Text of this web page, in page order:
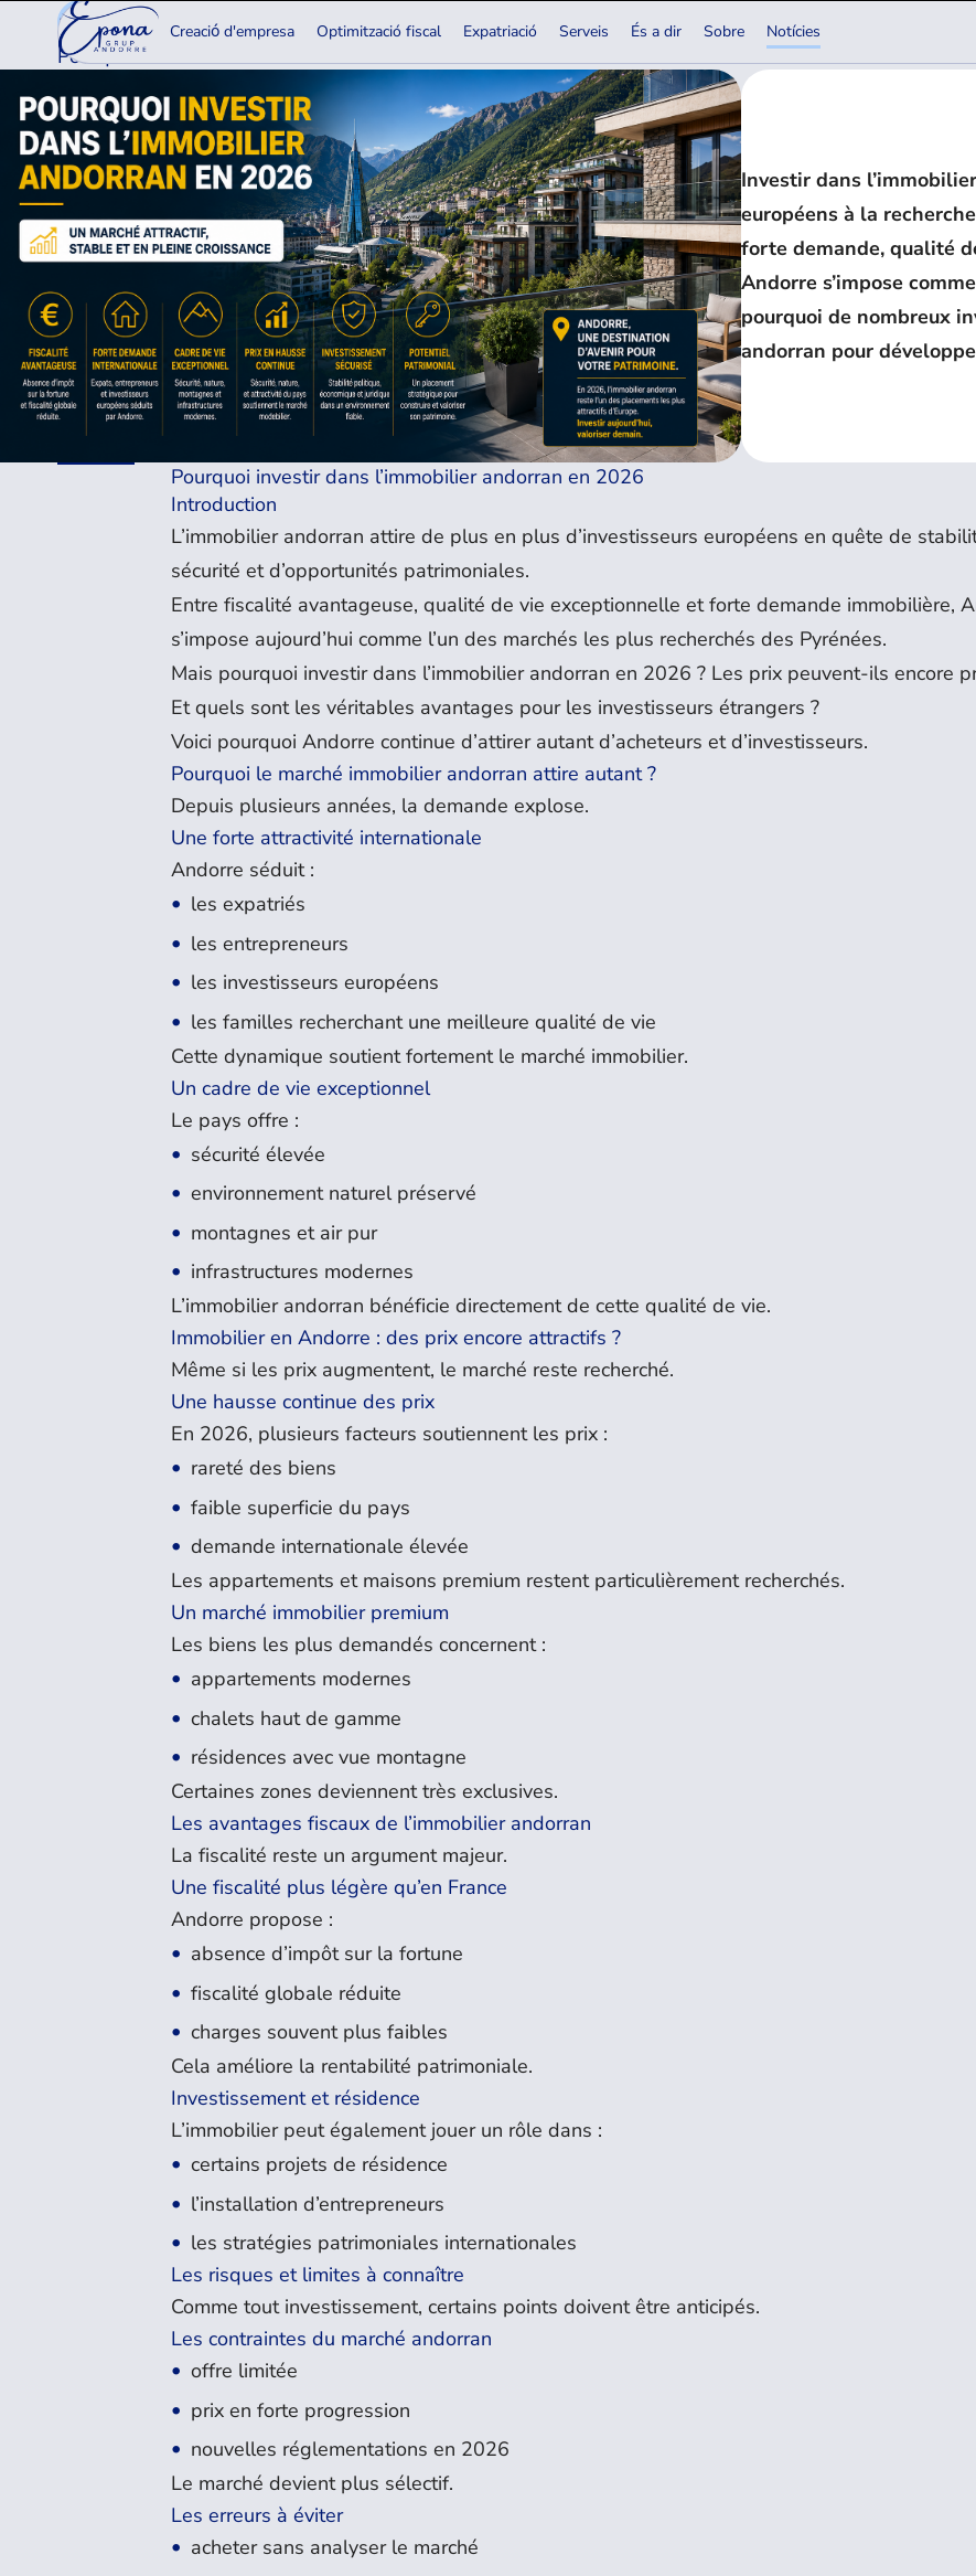
Creaciо́ d'empresa Optimització fiscal Expatriació Serveis És a dir Sobre Notícies
19.05.2026
Pourquoi investir dans l’immobilier andorran en 2026
Investir dans
européens à la
forte demande, qualité
Andorre s’impose
pourquoi de nombreux
andorran pour
Pourquoi investir dans l’immobilier andorran en 2026
Introduction
L’immobilier andorran attire de plus en plus d’investisseurs européens en quête de
sécurité et d’opportunités patrimoniales.
Entre fiscalité avantageuse, qualité de vie exceptionnelle et forte demande immobilière,
s’impose aujourd’hui comme l’un des marchés les plus recherchés des Pyrénées.
Mais pourquoi investir dans l’immobilier andorran en 2026 ? Les prix peuvent-ils encore
Et quels sont les véritables avantages pour les investisseurs étrangers ?
Voici pourquoi Andorre continue d’attirer autant d’acheteurs et d’investisseurs.
Pourquoi le marché immobilier andorran attire autant ?
Depuis plusieurs années, la demande explose.
Une forte attractivité internationale
Andorre séduit :
les expatriés
les entrepreneurs
les investisseurs européens
les familles recherchant une meilleure qualité de vie
Cette dynamique soutient fortement le marché immobilier.
Un cadre de vie exceptionnel
Le pays offre :
sécurité élevée
environnement naturel préservé
montagnes et air pur
infrastructures modernes
L’immobilier andorran bénéficie directement de cette qualité de vie.
Immobilier en Andorre : des prix encore attractifs ?
Même si les prix augmentent, le marché reste recherché.
Une hausse continue des prix
En 2026, plusieurs facteurs soutiennent les prix :
rareté des biens
faible superficie du pays
demande internationale élevée
Les appartements et maisons premium restent particulièrement recherchés.
Un marché immobilier premium
Les biens les plus demandés concernent :
appartements modernes
chalets haut de gamme
résidences avec vue montagne
Certaines zones deviennent très exclusives.
Les avantages fiscaux de l’immobilier andorran
La fiscalité reste un argument majeur.
Une fiscalité plus légère qu’en France
Andorre propose :
absence d’impôt sur la fortune
fiscalité globale réduite
charges souvent plus faibles
Cela améliore la rentabilité patrimoniale.
Investissement et résidence
L’immobilier peut également jouer un rôle dans :
certains projets de résidence
l’installation d’entrepreneurs
les stratégies patrimoniales internationales
Les risques et limites à connaître
Comme tout investissement, certains points doivent être anticipés.
Les contraintes du marché andorran
offre limitée
prix en forte progression
nouvelles réglementations en 2026
Le marché devient plus sélectif.
Les erreurs à éviter
acheter sans analyser le marché